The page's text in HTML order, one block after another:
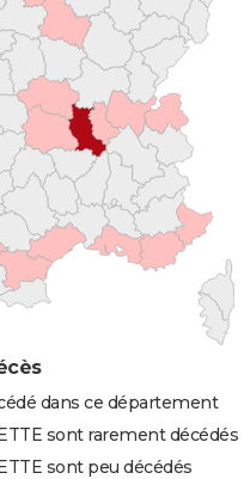
dans ce département
sont rarement décédés
sont peu décédés